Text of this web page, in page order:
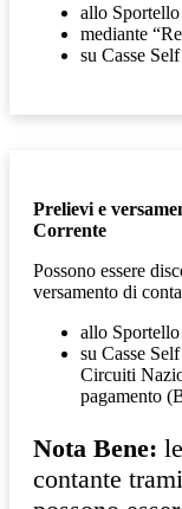
allo Sportello
mediante
su Casse
Prelievi e
Corrente
Possono essere
versamento di
allo Sportello
su Casse
Circuiti
pagamento
Nota Bene:
contante